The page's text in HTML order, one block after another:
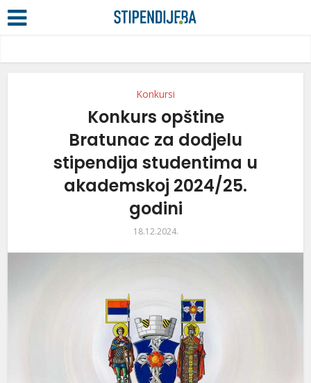
Konkursi
Konkurs opštine
Bratunac za dodjelu
stipendija studentima u
akademskoj 2024/25.
godini
18.12.2024.